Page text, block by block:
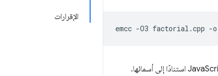
الإقرارات
emcc -O3 factorial.cpp -o